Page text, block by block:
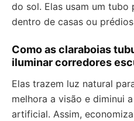
do sol. Elas usam um tubo
dentro de casas ou
Como as claraboias
iluminar corredores
Elas trazem luz natural
melhora a visão e diminui
artificial. Assim,